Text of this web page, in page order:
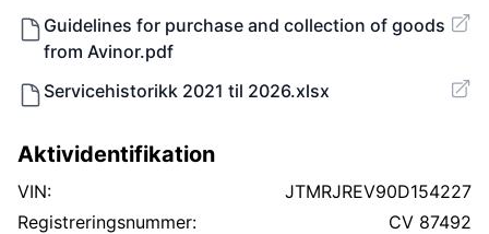
Guidelines for purchase and collection of goods
from Avinor.pdf
Servicehistorikk 2021 til 2026.xlsx
Aktividentifikation
VIN:
JTMRJREV90D154227
Registreringsnummer:
CV 87492